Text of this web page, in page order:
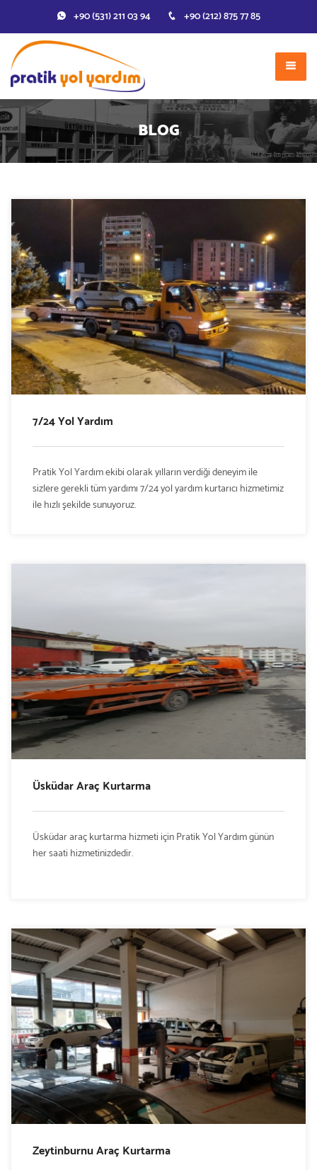
+90 (531) 211 03 94 +90 (212) 875 77 85
BLOG
7/24 Yol Yardım
Pratik Yol Yardım ekibi olarak yılların verdiği deneyim ile
sizlere gerekli tüm yardımı 7/24 yol yardım kurtarıcı hizmetimiz
ile hızlı şekilde sunuyoruz.
Üsküdar Araç Kurtarma
Üsküdar araç kurtarma hizmeti için Pratik Yol Yardım günün
her saati hizmetinizdedir.
Zeytinburnu Araç Kurtarma